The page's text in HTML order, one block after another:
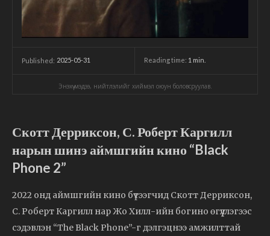
Published: 2025-05-31 Reading time: 1 min.
Энэхүү мэдээ, нийтлэлийг хиймэл оюун боловсруулав.
Скотт Дерриксон, С. Роберт Каргилл
нарын шинэ аймшгийн кино “Black
Phone 2”
2022 онд аймшгийн кино бүтээгчид Скотт Дерриксон,
С. Роберт Каргилл нар Жо Хилл-ийн богино өгүүллэгээс
сэдэвлэн “The Black Phone”-г дэлгэцнээ амжилттай